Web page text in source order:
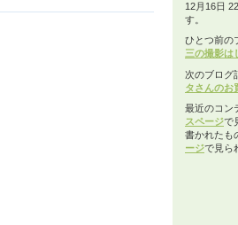
12月16日
す。
ひとつ前の
三の撮影は
次のブログ
タさんのお
最近のコン
スページで
書かれたも
ージで見ら